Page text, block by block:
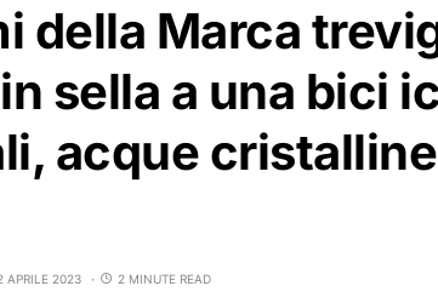
della Marca
sella a una bici
acque
APRILE 2023 2 MINUTE READ